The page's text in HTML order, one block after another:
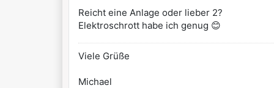
Reicht eine Anlage oder lieber 2?
Elektroschrott habe ich genug 😊
Viele Grüße
Michael